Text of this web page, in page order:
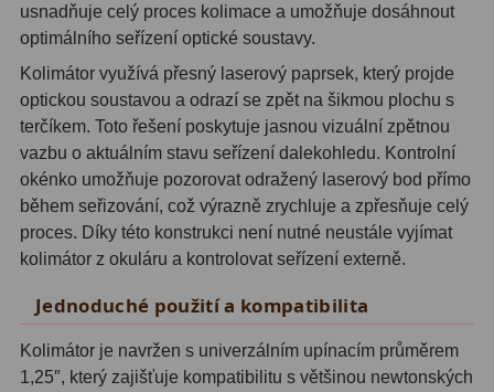
AstroFoto284
Planetární kamery
Deep-Sky kamery28
Guiding kamery14
T-kroužky16
Adaptéry T239
Adaptéry M4833
usnadňuje celý proces kolimace a umožňuje dosáhnout
optimálního seřízení optické soustavy.
Kolimátor využívá přesný laserový paprsek, který projde
optickou soustavou a odrazí se zpět na šikmou plochu s
terčíkem. Toto řešení poskytuje jasnou vizuální zpětnou
vazbu o aktuálním stavu seřízení dalekohledu. Kontrolní
okénko umožňuje pozorovat odražený laserový bod přímo
během seřizování, což výrazně zrychluje a zpřesňuje celý
proces. Díky této konstrukci není nutné neustále vyjímat
kolimátor z okuláru a kontrolovat seřízení externě.
Jednoduché použití a kompatibilita
Kolimátor je navržen s univerzálním upínacím průměrem
1,25″, který zajišťuje kompatibilitu s většinou newtonských